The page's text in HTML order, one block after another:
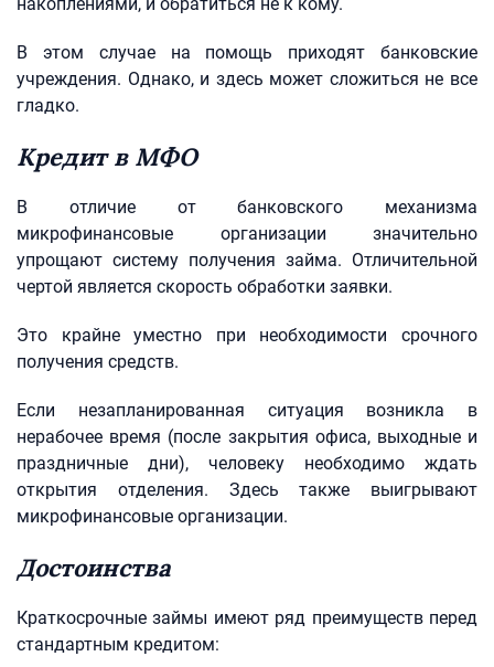
В этом случае на помощь приходят банковские
учреждения. Однако, и здесь может сложиться не все
гладко.
Кредит в МФО
В отличие от банковского механизма
микрофинансовые организации значительно
упрощают систему получения займа. Отличительной
чертой является скорость обработки заявки.
Это крайне уместно при необходимости срочного
получения средств.
Если незапланированная ситуация возникла в
нерабочее время (после закрытия офиса, выходные и
праздничные дни), человеку необходимо ждать
открытия отделения. Здесь также выигрывают
микрофинансовые организации.
Достоинства
Краткосрочные займы имеют ряд преимуществ перед
стандартным кредитом: